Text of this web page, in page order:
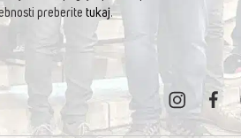
preberite tukaj.